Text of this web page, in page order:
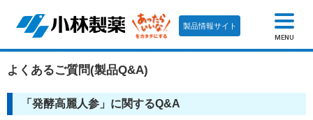
製品情報サイト
MENU
よくあるご質問(製品Q&A)
「発酵高麗人参」に関するQ&A